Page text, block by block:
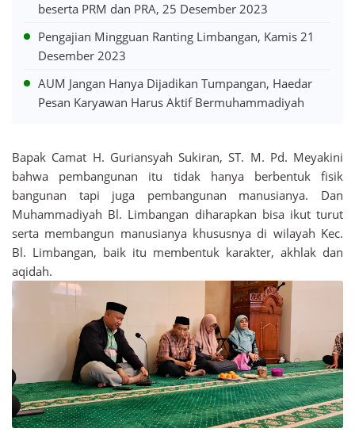
beserta PRM dan PRA, 25 Desember 2023
Pengajian Mingguan Ranting Limbangan, Kamis 21
Desember 2023
AUM Jangan Hanya Dijadikan Tumpangan, Haedar
Pesan Karyawan Harus Aktif Bermuhammadiyah
Bapak Camat H. Guriansyah Sukiran, ST. M. Pd. Meyakini
bahwa pembangunan itu tidak hanya berbentuk fisik
bangunan tapi juga pembangunan manusianya. Dan
Muhammadiyah Bl. Limbangan diharapkan bisa ikut turut
serta membangun manusianya khususnya di wilayah Kec.
Bl. Limbangan, baik itu membentuk karakter, akhlak dan
aqidah.